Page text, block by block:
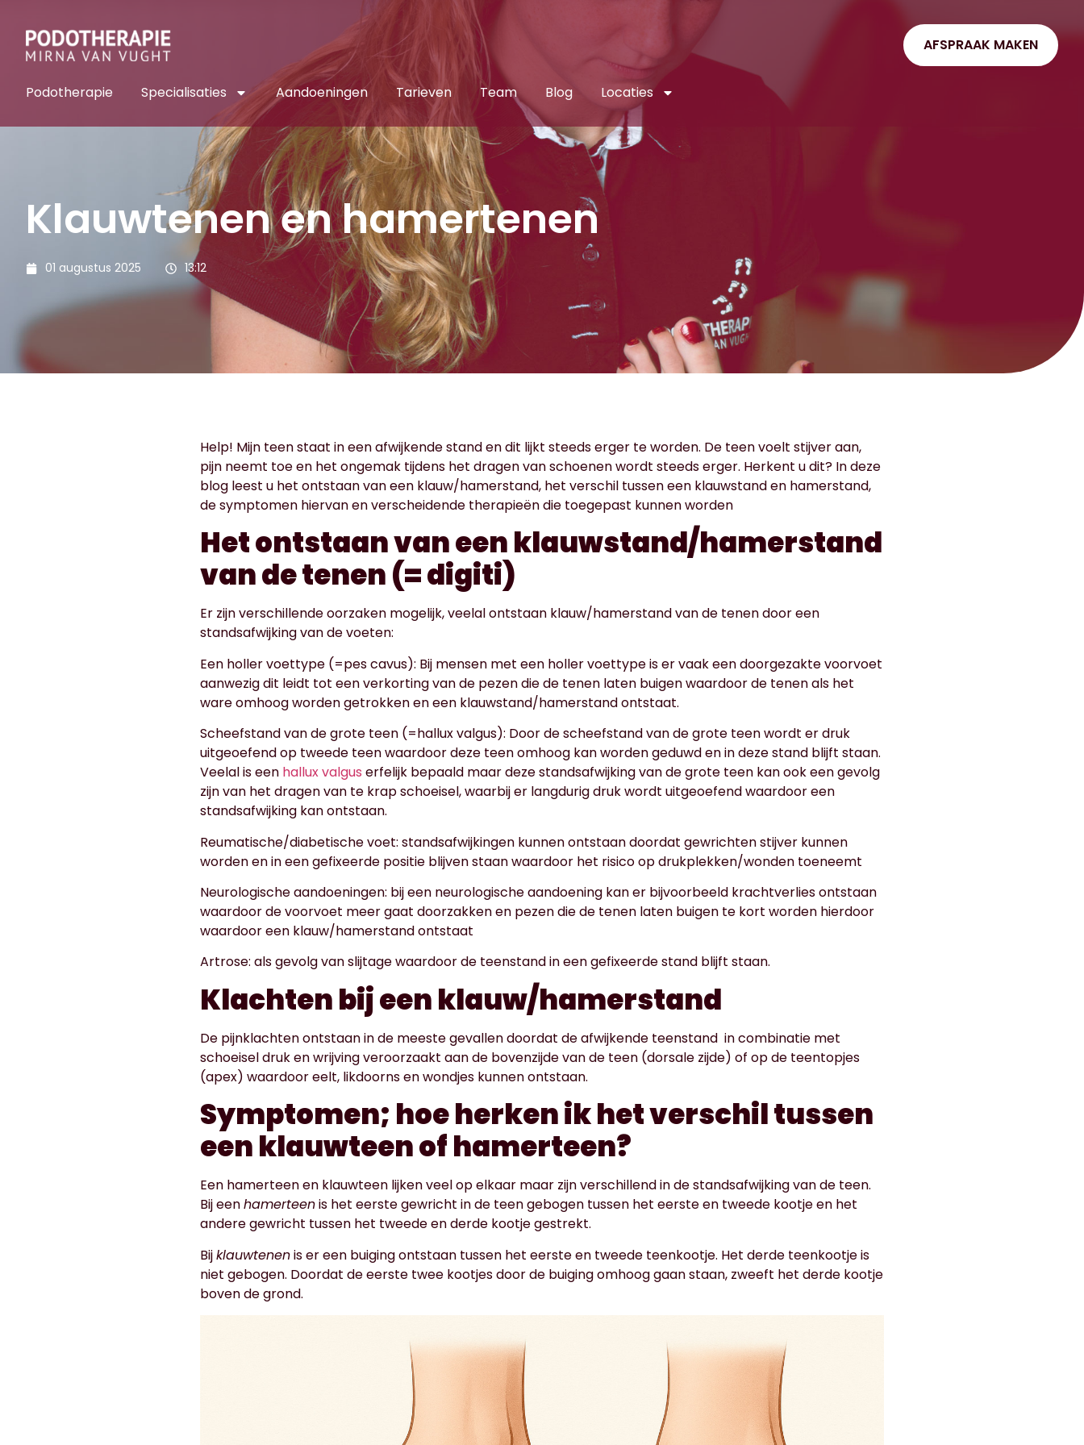
AFSPRAAK MAKEN
Podotherapie Specialisaties Aandoeningen Tarieven Team Blog Locaties
Klauwtenen en hamertenen
01 augustus 2025 13:12
Help! Mijn teen staat in een afwijkende stand en dit lijkt steeds erger te worden. De teen voelt stijver aan,
pijn neemt toe en het ongemak tijdens het dragen van schoenen wordt steeds erger. Herkent u dit? In deze
blog leest u het ontstaan van een klauw/hamerstand, het verschil tussen een klauwstand en hamerstand,
de symptomen hiervan en verscheidende therapieën die toegepast kunnen worden
Het ontstaan van een klauwstand/hamerstand
van de tenen (= digiti)
Er zijn verschillende oorzaken mogelijk, veelal ontstaan klauw/hamerstand van de tenen door een
standsafwijking van de voeten:
Een holler voettype (=pes cavus): Bij mensen met een holler voettype is er vaak een doorgezakte voorvoet
aanwezig dit leidt tot een verkorting van de pezen die de tenen laten buigen waardoor de tenen als het
ware omhoog worden getrokken en een klauwstand/hamerstand ontstaat.
Scheefstand van de grote teen (=hallux valgus): Door de scheefstand van de grote teen wordt er druk
uitgeoefend op tweede teen waardoor deze teen omhoog kan worden geduwd en in deze stand blijft staan.
Veelal is een hallux valgus erfelijk bepaald maar deze standsafwijking van de grote teen kan ook een gevolg
zijn van het dragen van te krap schoeisel, waarbij er langdurig druk wordt uitgeoefend waardoor een
standsafwijking kan ontstaan.
Reumatische/diabetische voet: standsafwijkingen kunnen ontstaan doordat gewrichten stijver kunnen
worden en in een gefixeerde positie blijven staan waardoor het risico op drukplekken/wonden toeneemt
Neurologische aandoeningen: bij een neurologische aandoening kan er bijvoorbeeld krachtverlies ontstaan
waardoor de voorvoet meer gaat doorzakken en pezen die de tenen laten buigen te kort worden hierdoor
waardoor een klauw/hamerstand ontstaat
Artrose: als gevolg van slijtage waardoor de teenstand in een gefixeerde stand blijft staan.
Klachten bij een klauw/hamerstand
De pijnklachten ontstaan in de meeste gevallen doordat de afwijkende teenstand in combinatie met
schoeisel druk en wrijving veroorzaakt aan de bovenzijde van de teen (dorsale zijde) of op de teentopjes
(apex) waardoor eelt, likdoorns en wondjes kunnen ontstaan.
Symptomen; hoe herken ik het verschil tussen
een klauwteen of hamerteen?
Een hamerteen en klauwteen lijken veel op elkaar maar zijn verschillend in de standsafwijking van de teen.
Bij eenhamerteenis het eerste gewricht in de teen gebogen tussen het eerste en tweede kootje en het
andere gewricht tussen het tweede en derde kootje gestrekt.
Bijklauwtenenis er een buiging ontstaan tussen het eerste en tweede teenkootje. Het derde teenkootje is
niet gebogen. Doordat de eerste twee kootjes door de buiging omhoog gaan staan, zweeft het derde kootje
boven de grond.